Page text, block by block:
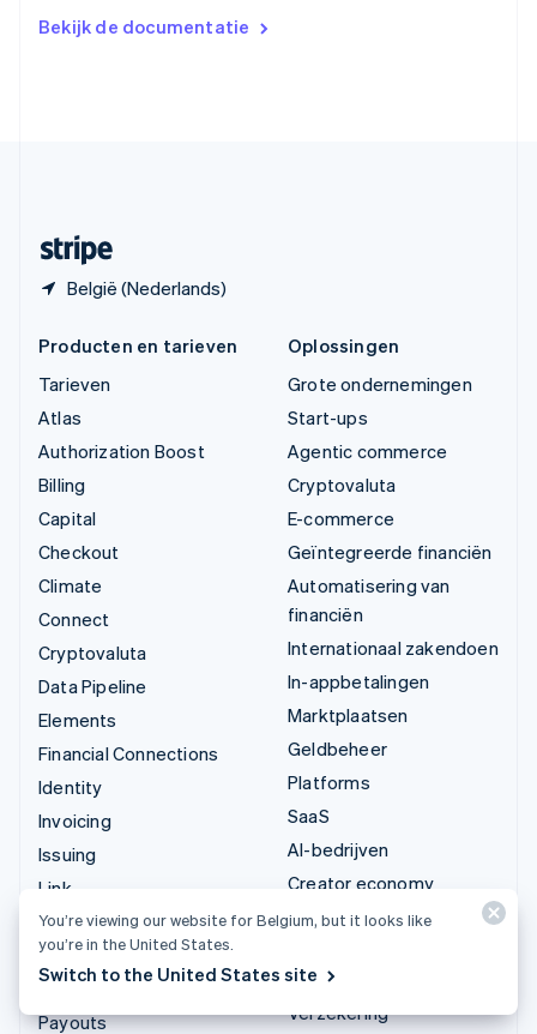
Bekijk de documentatie
België (Nederlands)
English
Producten en tarieven
Tarieven
Atlas
Authorization Boost
Billing
Capital
Checkout
Climate
Connect
Cryptovaluta
Data Pipeline
Elements
Financial Connections
Identity
Invoicing
Issuing
Link
Managed Payments
Betaallinks
Payments
Payouts
Oplossingen
Grote ondernemingen
Start-ups
Agentic commerce
Cryptovaluta
E-commerce
Geïntegreerde financiën
Automatisering van
financiën
Internationaal zakendoen
In-appbetalingen
Marktplaatsen
Geldbeheer
Platforms
SaaS
AI-bedrijven
Creator economy
Gaming
tijd
Verzekering
You’re viewing our website for Belgium, but it looks like
you’re in the United States.
Switch to the United States site